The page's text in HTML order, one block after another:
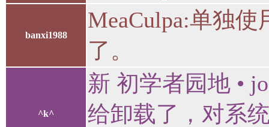
banxi1988
MeaCulpa:单独
了。
^k^
新 初学者园地 •
给卸载了，对系